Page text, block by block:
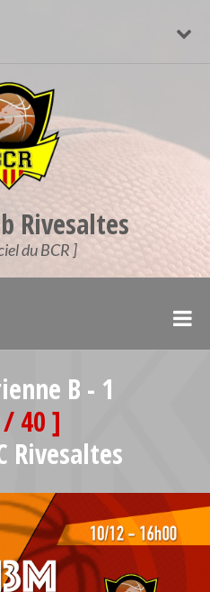
Rivesaltes
du BCR ]
B - 1
40 ]
Rivesaltes